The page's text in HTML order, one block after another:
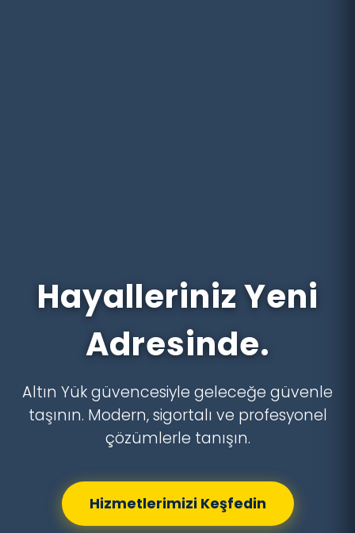
Hayalleriniz Yeni
Adresinde.
Altın Yük güvencesiyle geleceğe güvenle
taşının. Modern, sigortalı ve profesyonel
çözümlerle tanışın.
Hizmetlerimizi Keşfedin